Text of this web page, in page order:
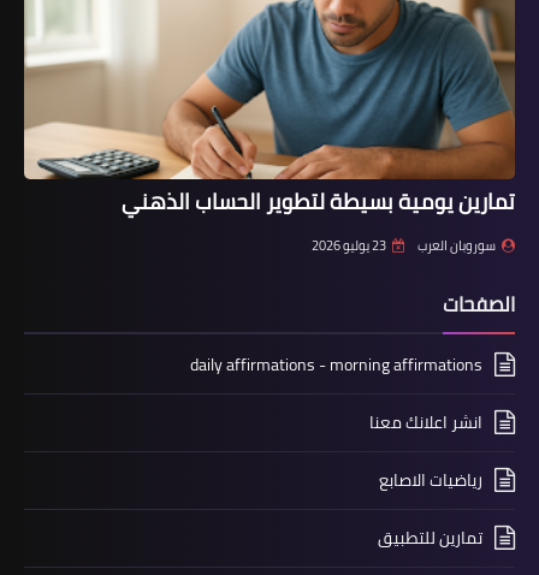
تمارين يومية بسيطة لتطوير الحساب الذهني
سوروبان العرب 23 يوليو 2026
الصفحات
daily affirmations - morning affirmations
انشر اعلانك معنا
رياضيات الاصابع
تمارين للتطبيق